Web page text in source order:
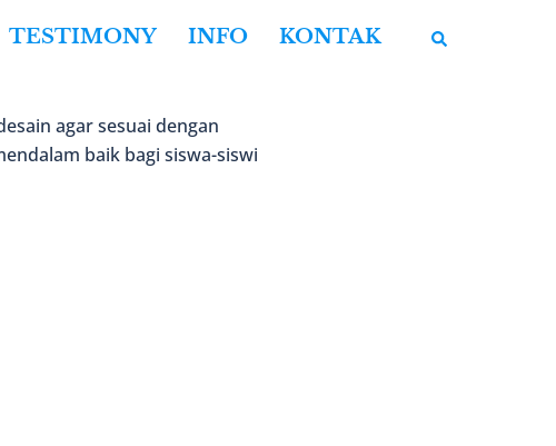
TESTIMONY INFO KONTAK Cari
agar sesuai dengan
baik bagi siswa-siswi